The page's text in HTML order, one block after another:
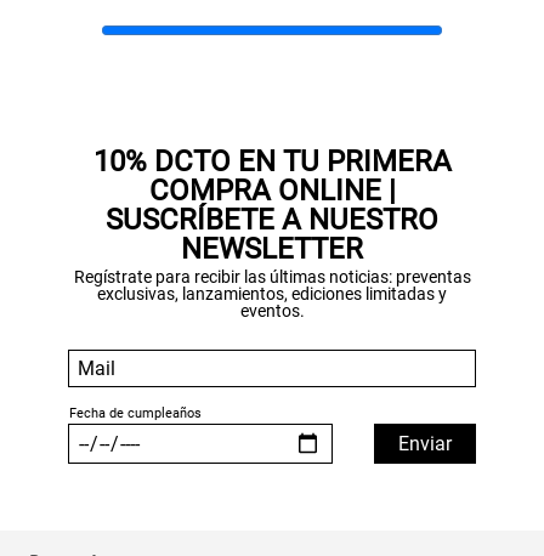
10% DCTO EN TU PRIMERA
COMPRA ONLINE |
SUSCRÍBETE A NUESTRO
NEWSLETTER
Regístrate para recibir las últimas noticias: preventas
exclusivas, lanzamientos, ediciones limitadas y
eventos.